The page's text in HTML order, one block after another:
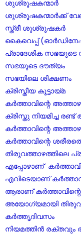
ശുശ്രൂഷകന്മാർ
ശുശ്രൂഷകന്മാർക്ക്
സ്ത്രീ ശുശ്രൂഷകർ
കൈവെപ്പ്
പ്രാദേശിക
സഭയുടെ ദൗത്യം
സഭയിലെ ശിക്ഷണം
ക്രിസ്തീയ കൂട്ടായ്മ
കർത്താവിന്റെ
ക്രിസ്തു നിയമിച്ച
കർത്താവിന്റെ
കർത്താവിന്റെ
തിരുവത്താഴത്തിലെ
എപ്പോഴാണ്
എവിടെയാണ്
ആരാണ്
അയോഗ്യമായി
കർത്തൃദിവസം
നിയമത്തിൻ രക്തവും